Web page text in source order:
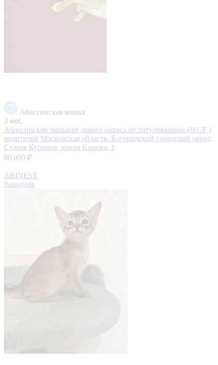
Абиссинская кошка
2 мес.
Абиссинские малыши дикого окраса от титулованных (WCF )
родителей Московская область, Богородский городской округ,
Старая Купавна, улица Кирова, 1
60 000 ₽
ABINEST
Заводчик